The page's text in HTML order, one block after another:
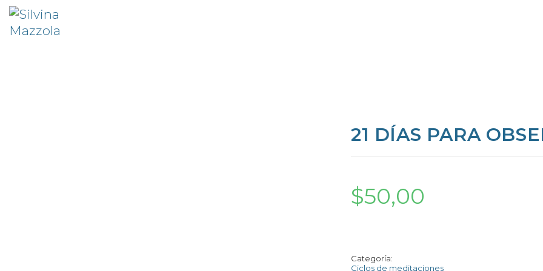
21 DÍAS PARA
$50,00
Categoría:
Ciclos de meditaciones